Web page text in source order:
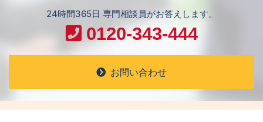
24時間365日 専門相談員がお答えします。
0120-343-444
お問い合わせ